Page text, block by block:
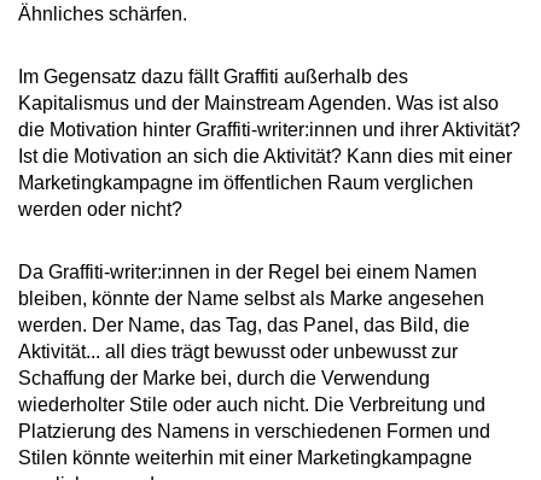
Ähnliches schärfen.
Im Gegensatz dazu fällt Graffiti außerhalb des
Kapitalismus und der Mainstream Agenden. Was ist also
die Motivation hinter Graffiti-writer:innen und ihrer Aktivität?
Ist die Motivation an sich die Aktivität? Kann dies mit einer
Marketingkampagne im öffentlichen Raum verglichen
werden oder nicht?
Da Graffiti-writer:innen in der Regel bei einem Namen
bleiben, könnte der Name selbst als Marke angesehen
werden. Der Name, das Tag, das Panel, das Bild, die
Aktivität... all dies trägt bewusst oder unbewusst zur
Schaffung der Marke bei, durch die Verwendung
wiederholter Stile oder auch nicht. Die Verbreitung und
Platzierung des Namens in verschiedenen Formen und
Stilen könnte weiterhin mit einer Marketingkampagne